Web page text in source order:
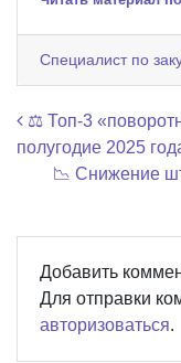
Специалист по
Навигация
⚖️ Топ-3
полугодие 2025
📉 Снижение
Добавить
Для отправки
авторизоваться.